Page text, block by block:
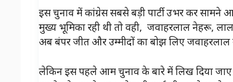
इस चुनाव में कांग्रेस सबसे बड़ी पार्टी उभर कर
मुख्य भूमिका रही थी तो वही, जवाहरलाल नेहरू,
अब बंपर जीत और उम्मीदों का बोझ लिए जवाहरलाल
लेकिन इस पहले आम चुनाव के बारे में लिख दिया